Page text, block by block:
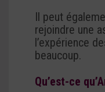
Il peut
rejoindre une
l’expérience
beaucoup.
Qu’est-ce